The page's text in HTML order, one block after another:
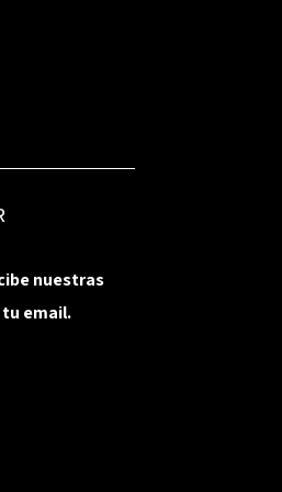
nuestras
email.